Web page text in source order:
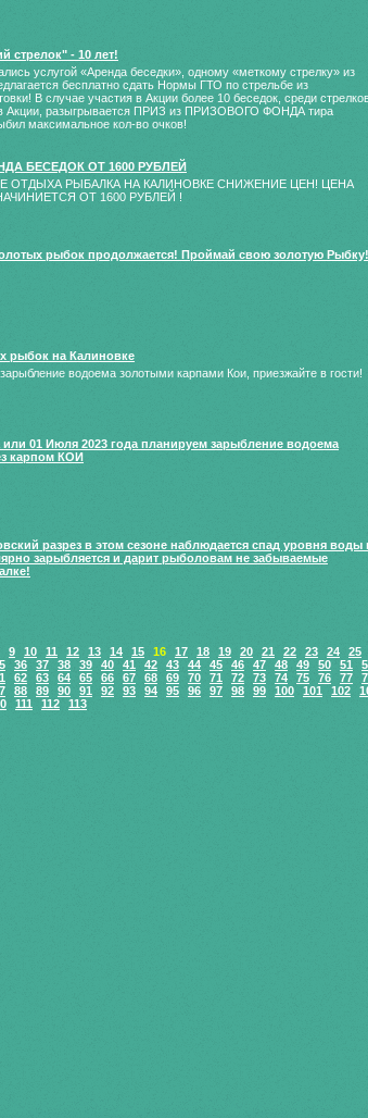
стрелок" - 10 лет!
услугой «Аренда беседки», одному «меткому стрелку» из
бесплатно сдать Нормы ГТО по стрельбе из
В случае участия в Акции более 10 беседок, среди
Акции, разыгрывается ПРИЗ из ПРИЗОВОГО ФОНДА тира
максимальное кол-во очков!
БЕСЕДОК ОТ 1600 РУБЛЕЙ
ОТДЫХА РЫБАЛКА НА КАЛИНОВКЕ СНИЖЕНИЕ ЦЕН! ЦЕНА
ОТ 1600 РУБЛЕЙ !
рыбок продолжается! Проймай свою золотую Рыбку!
рыбок на Калиновке
водоема золотыми карпами Кои, приезжайте в гости!
01 Июля 2023 года планируем зарыбление водоема
карпом КОИ
разрез в этом сезоне наблюдается спад уровня воды
зарыбляется и дарит рыболовам не забываемые
9 10 11 12 13 14 15 16 17 18 19 20 21 22 23 24 25
36 37 38 39 40 41 42 43 44 45 46 47 48 49 50 51
62 63 64 65 66 67 68 69 70 71 72 73 74 75 76 77
88 89 90 91 92 93 94 95 96 97 98 99 100 101 102
111 112 113